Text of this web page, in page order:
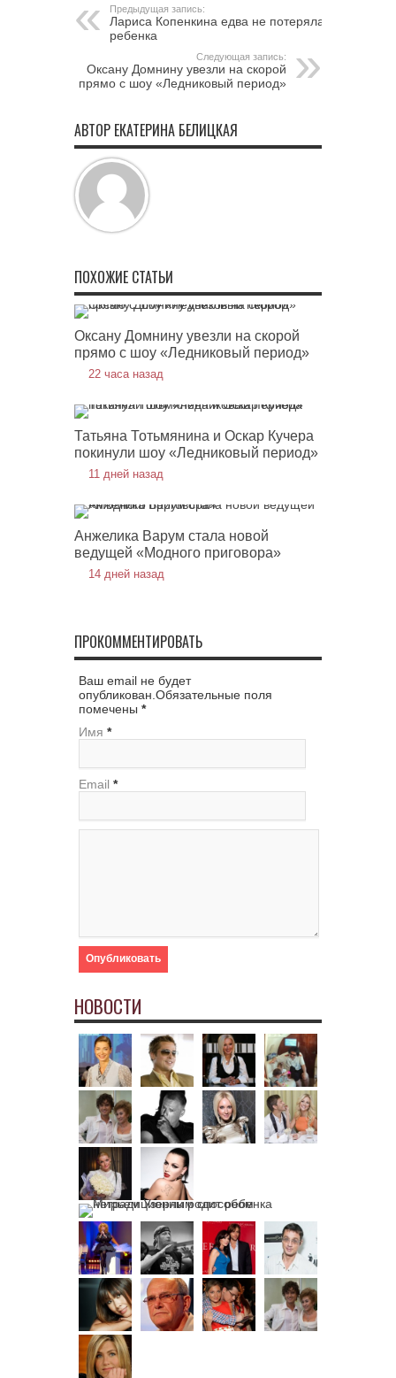
Предыдущая запись:
Лариса Копенкина едва не потеряла
ребенка
Следующая запись:
Оксану Домнину увезли на скорой
прямо с шоу «Ледниковый период»
АВТОР ЕКАТЕРИНА БЕЛИЦКАЯ
ПОХОЖИЕ СТАТЬИ
Оксану Домнину увезли на скорой
прямо с шоу «Ледниковый период»
22 часа назад
Татьяна Тотьмянина и Оскар Кучера
покинули шоу «Ледниковый период»
11 дней назад
Анжелика Варум стала новой
ведущей «Модного приговора»
14 дней назад
ПРОКОММЕНТИРОВАТЬ
Ваш email не будет
опубликован.Обязательные поля
помечены *
Имя *
Email *
НОВОСТИ